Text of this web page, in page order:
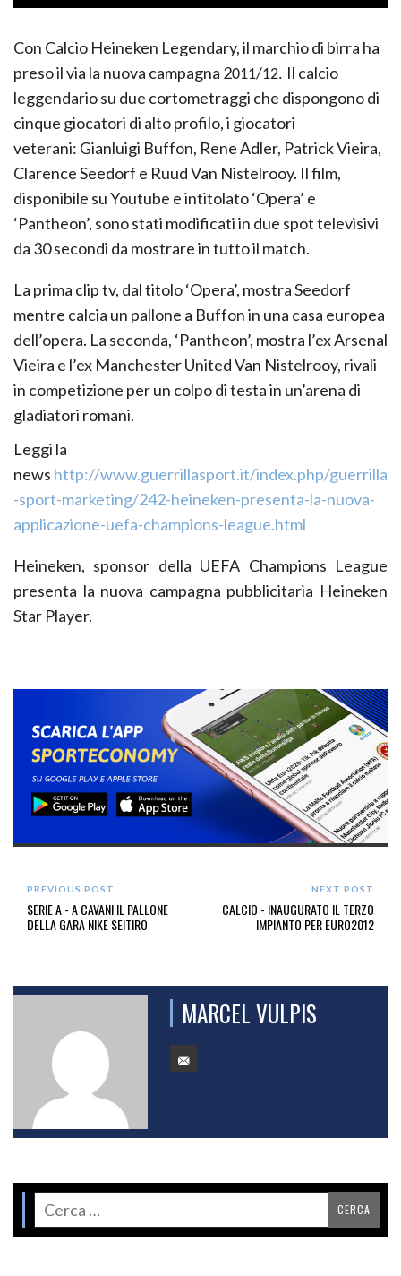
Con Calcio Heineken Legendary, il marchio di birra ha
preso il via la nuova campagna 2011/12. Il calcio
leggendario su due cortometraggi che dispongono di
cinque giocatori di alto profilo, i giocatori
veterani: Gianluigi Buffon, Rene Adler, Patrick Vieira,
Clarence Seedorf e Ruud Van Nistelrooy. Il film,
disponibile su Youtube e intitolato ‘Opera’ e
‘Pantheon’, sono stati modificati in due spot televisivi
da 30 secondi da mostrare in tutto il match.
La prima clip tv, dal titolo ‘Opera’, mostra Seedorf
mentre calcia un pallone a Buffon in una casa europea
dell’opera. La seconda, ‘Pantheon’, mostra l’ex Arsenal
Vieira e l’ex Manchester United Van Nistelrooy, rivali
in competizione per un colpo di testa in un’arena di
gladiatori romani.
Leggi la
news http://www.guerrillasport.it/index.php/guerrilla
-sport-marketing/242-heineken-presenta-la-nuova-
applicazione-uefa-champions-league.html
Heineken, sponsor della UEFA Champions League
presenta la nuova campagna pubblicitaria Heineken
Star Player.
PREVIOUS POST
SERIE A - A CAVANI IL PALLONE
DELLA GARA NIKE SEITIRO
NEXT POST
CALCIO - INAUGURATO IL TERZO
IMPIANTO PER EURO2012
MARCEL VULPIS